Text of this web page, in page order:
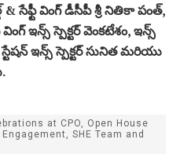
సేఫ్టీ వింగ్ డీసీపీ శ్రీ నితికా పంత్,
ఇన్స్ స్పెక్టర్ వెంకటేశం, ఇన్స్
ఇన్స్ స్పెక్టర్ సునిత మరియు
at CPO, Open House
SHE Team and